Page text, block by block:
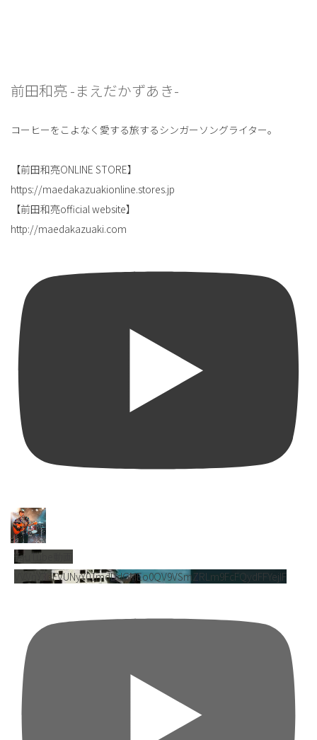
前田和亮 -まえだかずあき-
コーヒーをこよなく愛する旅するシンガーソングライター。
【前田和亮ONLINE STORE】
https://maedakazuakionline.stores.jp
【前田和亮official website】
http://maedakazuaki.com
YouTube動画
VVVnY3dFVUNyY01mdDdGMEo0QV9VSmZRLm9FcFQydFFYejlF